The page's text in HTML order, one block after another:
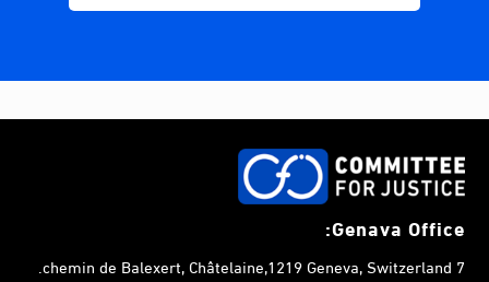
Genava Office:
7 chemin de Balexert, Châtelaine,1219 Geneva, Switzerland.